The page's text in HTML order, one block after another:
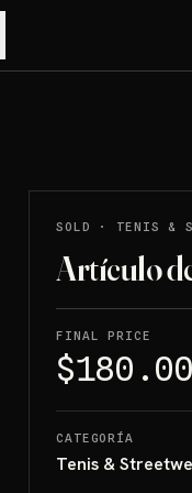
SOLD · TENIS &
Artículo
FINAL PRICE
CATEGORÍA
Tenis &